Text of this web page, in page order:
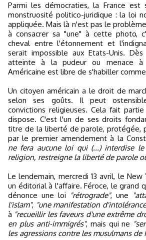
Parmi les démocraties, la France est
monstruosité politico-juridique : la loi
appliquée. Mais là n'est pas le
à consacrer sa "une" à cette photo,
cheval entre l'étonnement et
serait impossible aux Etats-Unis.
atteinte à la pudeur ou menace à
Américaine est libre de s'habiller
Un citoyen américain a le droit de
selon ses goûts. Il peut
convictions religieuses. Cela fait
dispose. C'est l'un de ses droits
titre de la liberté de parole, protégée,
par le premier amendement à la
ne fera aucune loi qui (...) interdise
religion, restreigne la liberté de parole
Le lendemain, mercredi 13 avril, le New
un éditorial à l'affaire. Féroce, le grand
dénonce une loi "rétrograde", une
l'islam", "une manifestation
à "recueillir les faveurs d'une extrême
en plus anti-immigrés", mais qui ne
les agressions contre les musulmans de